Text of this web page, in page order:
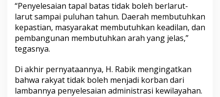
“Penyelesaian tapal batas tidak boleh berlarut-
larut sampai puluhan tahun. Daerah membutuhkan
kepastian, masyarakat membutuhkan keadilan, dan
pembangunan membutuhkan arah yang jelas,”
tegasnya.
Di akhir pernyataannya, H. Rabik mengingatkan
bahwa rakyat tidak boleh menjadi korban dari
lambannya penyelesaian administrasi kewilayahan.